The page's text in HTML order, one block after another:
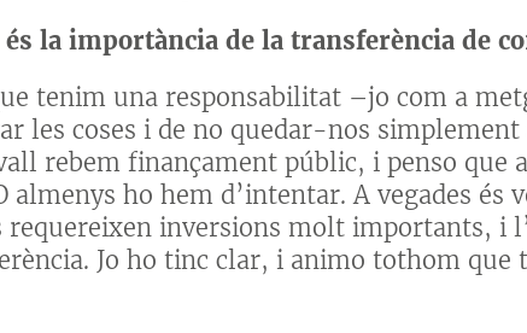
és la importància de la transferència de
tenim una responsabilitat –jo com a
les coses i de no quedar-nos simplement
rebem finançament públic, i penso que
almenys ho hem d’intentar. A vegades
requereixen inversions molt importants, i
Jo ho tinc clar, i animo tothom